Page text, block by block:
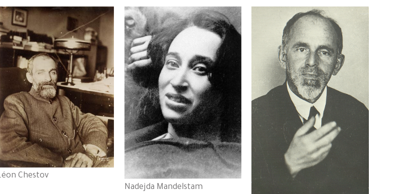
Chestov
Nadejda Mandelstam